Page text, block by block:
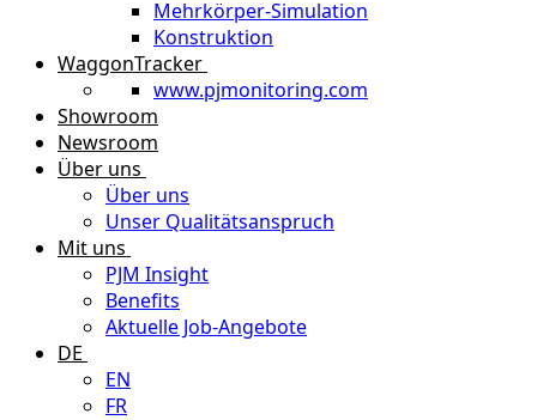
Mehrkörper-Simulation
Konstruktion
WaggonTracker
www.pjmonitoring.com
Showroom
Newsroom
Über uns
Über uns
Unser Qualitätsanspruch
Mit uns
PJM Insight
Benefits
Aktuelle Job-Angebote
DE
EN
FR